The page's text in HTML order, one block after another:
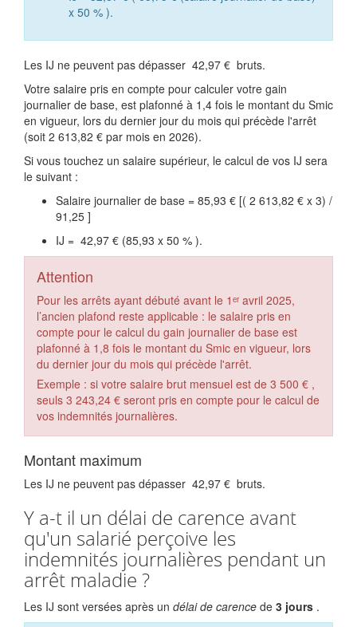
x 50 % ).
Les IJ ne peuvent pas dépasser 42,97 € bruts.
Votre salaire pris en compte pour calculer votre gain
journalier de base, est plafonné à 1,4 fois le montant du Smic
en vigueur, lors du dernier jour du mois qui précède l'arrêt
(soit 2 613,82 € par mois en 2026).
Si vous touchez un salaire supérieur, le calcul de vos IJ sera
le suivant :
Salaire journalier de base = 85,93 € [( 2 613,82 € x 3) /
91,25 ]
IJ = 42,97 € (85,93 x 50 % ).
Attention
Pour les arrêts ayant débuté avant le 1ᵉʳ avril 2025,
l’ancien plafond reste applicable : le salaire pris en
compte pour le calcul du gain journalier de base est
plafonné à 1,8 fois le montant du Smic en vigueur, lors
du dernier jour du mois qui précède l'arrêt.
Exemple : si votre salaire brut mensuel est de 3 500 € ,
seuls 3 243,24 € seront pris en compte pour le calcul de
vos indemnités journalières.
Montant maximum
Les IJ ne peuvent pas dépasser 42,97 € bruts.
Y a-t il un délai de carence avant
qu'un salarié perçoive les
indemnités journalières pendant un
arrêt maladie ?
Les IJ sont versées après un délai de carence de 3 jours .